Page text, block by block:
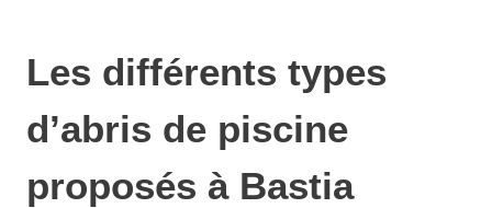
Les différents types
d’abris de piscine
proposés à Bastia